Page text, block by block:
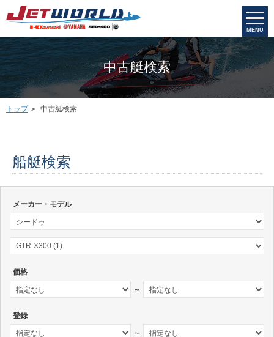
MENU
中古艇検索
トップ 中古艇検索
船艇検索
メーカー・モデル
価格
～
登録
～